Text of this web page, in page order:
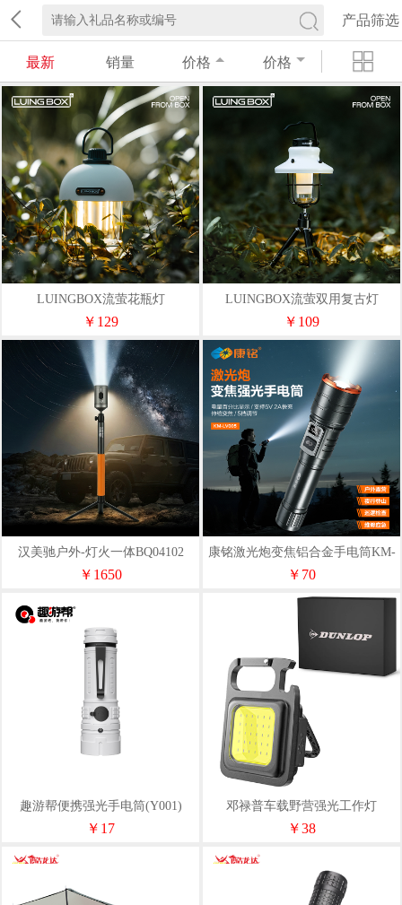
产品筛选
最新 销量 价格 价格
LUINGBOX流萤花瓶灯
LB12130504
￥129
LUINGBOX流萤双用复古灯
LB12131202
￥109
汉美驰户外-灯火一体BQ04102
￥1650
康铭激光炮变焦铝合金手电筒KM-
LV005
￥70
趣游帮便携强光手电筒(Y001)
￥17
邓禄普车载野营强光工作灯
￥38